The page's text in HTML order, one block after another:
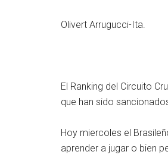
Olivert Arrugucci-Ita.
El Ranking del Circuito
que han sido
Hoy miercoles el
aprender a jugar o bien